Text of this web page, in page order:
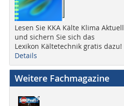
Lesen Sie KKA Kälte Klima Aktuell
und sichern Sie sich das
Lexikon Kältetechnik gratis dazu!
Details
Weitere Fachmagazine